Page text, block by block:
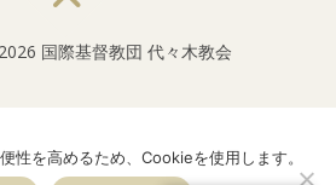
国際基督教団 代々木教会
性を高めるため、Cookieを使用します。